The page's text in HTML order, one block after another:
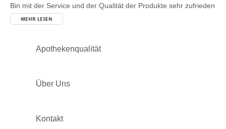
Bin mit der Service und der Qualität der Produkte sehr zufrieden
MEHR LESEN
Apothekenqualität
Über Uns
Kontakt